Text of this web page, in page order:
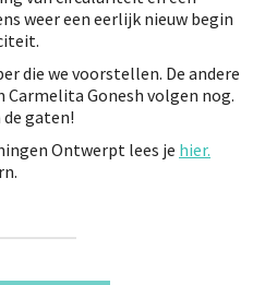
weer een eerlijk nieuw begin
die we voorstellen. De andere
Carmelita Gonesh volgen nog.
gaten!
Ontwerpt lees je hier.